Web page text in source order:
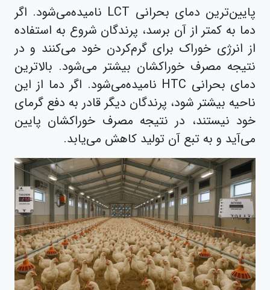
پایین‌ترین دمای بحرانی LCT نامیده‌می‌شود. اگر
دما به کمتر از آن برسد، پرندگان شروع به استفاده
از انرژی خوراک برای گرم‌کردن خود می‌کنند و در
نتیجه مصرف خوراکشان بیشتر می‌شود. بالاترین
دمای بحرانی HTC نامیده‌می‌شود. اگر دما از این
ناحیه بیشتر شود، پرندگان دیگر قادر به دفع گرمای
خود نیستند، در نتیجه مصرف خوراکشان پایین
می‌آید و به تبع آن تولید کاهش می‌یابد.